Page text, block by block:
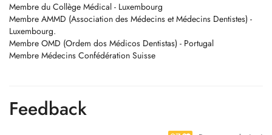
Membre du Collège Médical - Luxembourg
Membre AMMD (Association des Médecins et Médecins Dentistes) -
Luxembourg.
Membre OMD (Ordem dos Médicos Dentistas) - Portugal
Membre Médecins Confédération Suisse
Feedback